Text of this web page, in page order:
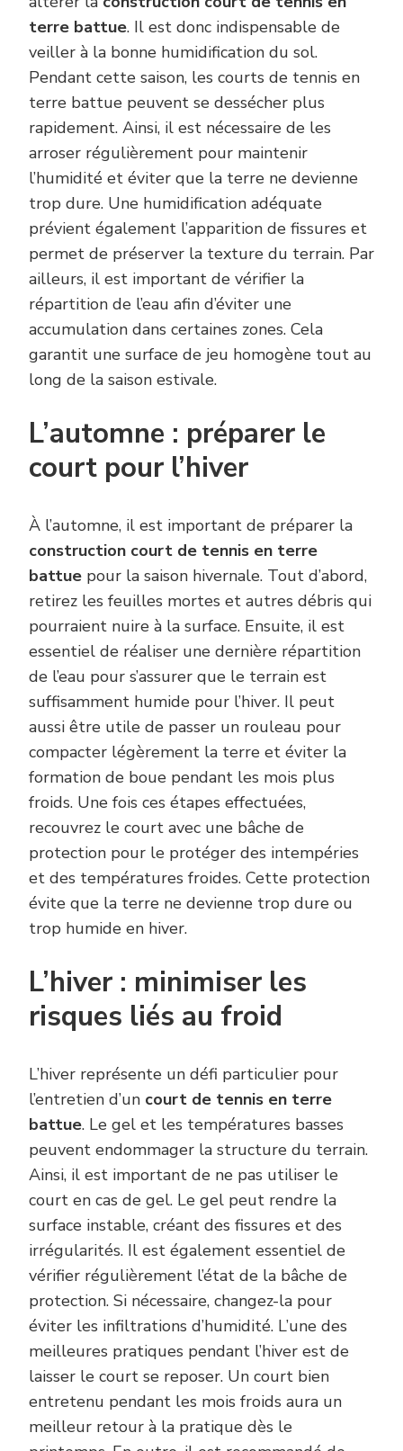
terre battue. Il est donc indispensable de
veiller à la bonne humidification du sol.
Pendant cette saison, les courts de tennis en
terre battue peuvent se dessécher plus
rapidement. Ainsi, il est nécessaire de les
arroser régulièrement pour maintenir
l’humidité et éviter que la terre ne devienne
trop dure. Une humidification adéquate
prévient également l’apparition de fissures et
permet de préserver la texture du terrain. Par
ailleurs, il est important de vérifier la
répartition de l’eau afin d’éviter une
accumulation dans certaines zones. Cela
garantit une surface de jeu homogène tout au
long de la saison estivale.
L’automne : préparer le
court pour l’hiver
À l’automne, il est important de préparer la
construction court de tennis en terre
battue pour la saison hivernale. Tout d’abord,
retirez les feuilles mortes et autres débris qui
pourraient nuire à la surface. Ensuite, il est
essentiel de réaliser une dernière répartition
de l’eau pour s’assurer que le terrain est
suffisamment humide pour l’hiver. Il peut
aussi être utile de passer un rouleau pour
compacter légèrement la terre et éviter la
formation de boue pendant les mois plus
froids. Une fois ces étapes effectuées,
recouvrez le court avec une bâche de
protection pour le protéger des intempéries
et des températures froides. Cette protection
évite que la terre ne devienne trop dure ou
trop humide en hiver.
L’hiver : minimiser les
risques liés au froid
L’hiver représente un défi particulier pour
l’entretien d’un court de tennis en terre
battue. Le gel et les températures basses
peuvent endommager la structure du terrain.
Ainsi, il est important de ne pas utiliser le
court en cas de gel. Le gel peut rendre la
surface instable, créant des fissures et des
irrégularités. Il est également essentiel de
vérifier régulièrement l’état de la bâche de
protection. Si nécessaire, changez-la pour
éviter les infiltrations d’humidité. L’une des
meilleures pratiques pendant l’hiver est de
laisser le court se reposer. Un court bien
entretenu pendant les mois froids aura un
meilleur retour à la pratique dès le